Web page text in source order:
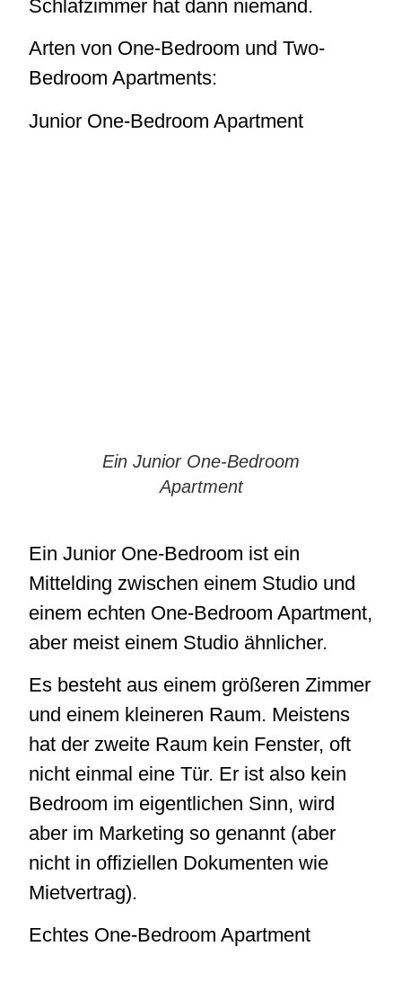
Schlafzimmer hat dann niemand.
Arten von One-Bedroom und Two-
Bedroom Apartments:
Junior One-Bedroom Apartment
Ein Junior One-Bedroom
Apartment
Ein Junior One-Bedroom ist ein
Mittelding zwischen einem Studio und
einem echten One-Bedroom Apartment,
aber meist einem Studio ähnlicher.
Es besteht aus einem größeren Zimmer
und einem kleineren Raum. Meistens
hat der zweite Raum kein Fenster, oft
nicht einmal eine Tür. Er ist also kein
Bedroom im eigentlichen Sinn, wird
aber im Marketing so genannt (aber
nicht in offiziellen Dokumenten wie
Mietvertrag).
Echtes One-Bedroom Apartment